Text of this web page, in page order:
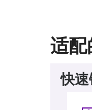
适配
快